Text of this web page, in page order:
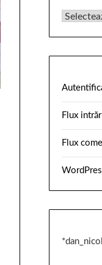
Flux
Flux